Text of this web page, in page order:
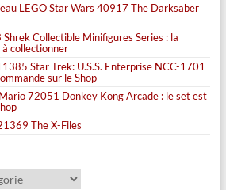
LEGO Star Wars 40917 The Darksaber
Collectible Minifigures Series : la
collectionner
Star Trek: U.S.S. Enterprise NCC-1701
sur le Shop
72051 Donkey Kong Arcade : le set est
The X-Files